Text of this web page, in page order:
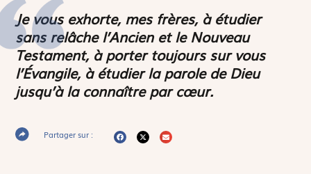
Je vous exhorte, mes frères, à étudier
sans relâche l’Ancien et le Nouveau
Testament, à porter toujours sur vous
l’Évangile, à étudier la parole de Dieu
jusqu’à la connaître par cœur.
Partager sur :